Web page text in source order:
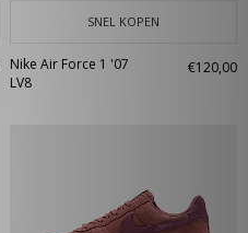
SNEL KOPEN
Nike Air Force 1 '07
LV8
€120,00